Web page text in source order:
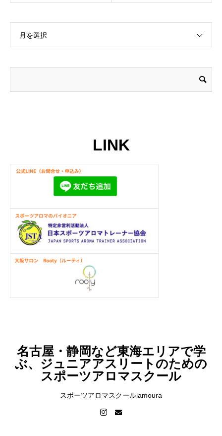
月を選択
LINK
名古屋・静岡など東海エリアで学
ぶ、ジュニアアスリートのための
スポーツアロマスクール
スポーツアロマスクールiamoura